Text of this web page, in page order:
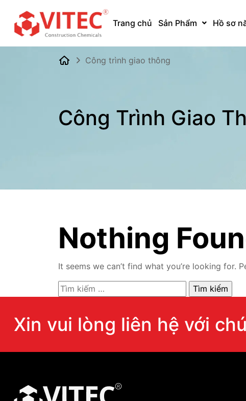
Trang chủ Sản Phẩm Hồ sơ
Công trình giao thông
Công Trình Giao
Nothing
It seems we can’t find what you’re looking for.
Xin vui lòng liên hệ với